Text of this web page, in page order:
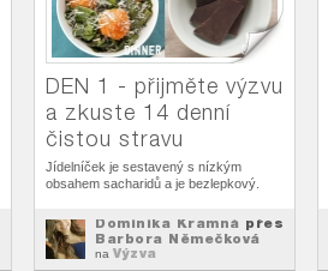
DEN 1 - přijměte výzvu
a zkuste 14 denní
čistou stravu
Jídelníček je sestavený s nízkým
obsahem sacharidů a je bezlepkový.
Dominika Kramná přes
Barbora Němečková
na Výzva